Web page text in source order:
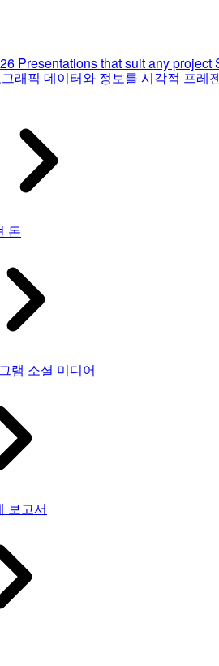
Presentations that suit any project
래픽 데이터와 정보를 시각적 프레
돈
램 소셜 미디어
보고서